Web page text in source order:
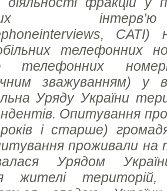
interviews, CATI)
телефонних
телефонних
зважуванням) у
Уряду України
Опитування
і старше)
проживали на
Урядом
жителі